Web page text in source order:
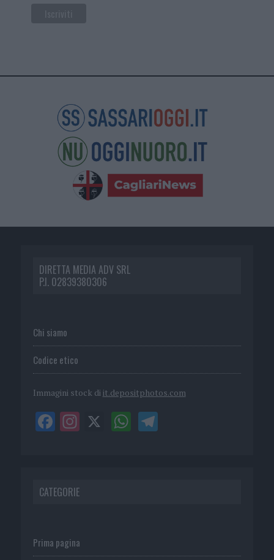
DIRETTA MEDIA ADV SRL
P.I. 02839380306
Chi siamo
Codice etico
Immagini stock di it.depositphotos.com
CATEGORIE
Prima pagina